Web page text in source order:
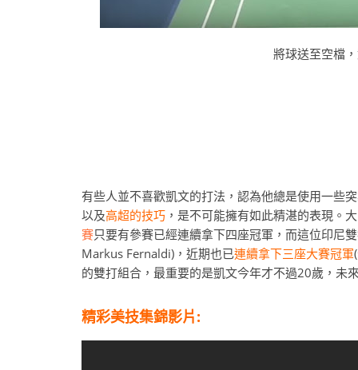
將球送至空檔
有些人並不喜歡凱文的打法，認為他總是使用一些
以及高超的技巧 ，是不可能擁有如此精湛的表現。
賽只要有參賽已經連續拿下四座冠軍，而這位印尼
Markus Fernaldi)，近期也已連續拿下三座大賽冠軍
的雙打組合，最重要的是凱文今年才不過20歲，未
精彩美技集錦影片: